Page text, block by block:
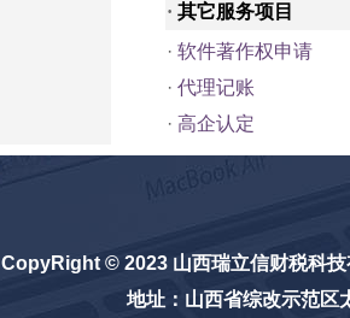
· 其它服务项目
· 软件著作权申请
· 代理记账
· 高企认定
CopyRight © 2023 山西瑞立信财税科
地址：山西省综改示范区